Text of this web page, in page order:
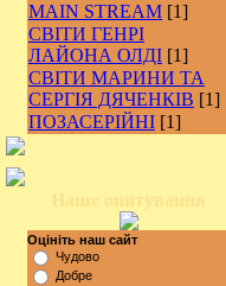
MAIN STREAM [1]
СВІТИ ГЕНРІ
ЛАЙОНА ОЛДІ [1]
СВІТИ МАРИНИ ТА
СЕРГІЯ ДЯЧЕНКІВ [1]
ПОЗАСЕРІЙНІ [1]
Оцініть наш сайт
Чудово
Добре